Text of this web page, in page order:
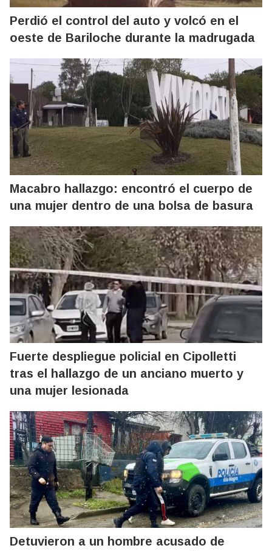
Perdió el control del auto y volcó en el
oeste de Bariloche durante la madrugada
Macabro hallazgo: encontró el cuerpo de
una mujer dentro de una bolsa de basura
Fuerte despliegue policial en Cipolletti
tras el hallazgo de un anciano muerto y
una mujer lesionada
Detuvieron a un hombre acusado de